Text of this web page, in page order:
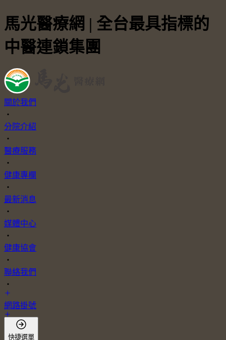
馬光醫療網 | 全台最具指標的
中醫連鎖集團
關於我們
・
分院介紹
・
醫療服務
・
健康專欄
・
最新消息
・
媒體中心
・
健康協會
・
聯絡我們
・
網路掛號
會員登入
快捷選單